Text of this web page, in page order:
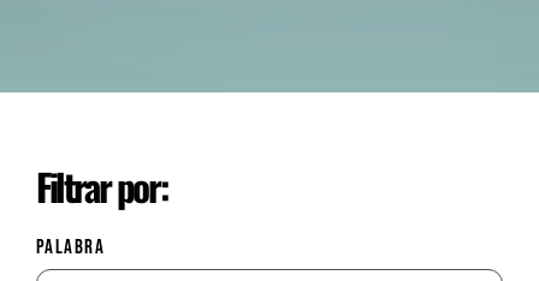
Filtrar por:
PALABRA